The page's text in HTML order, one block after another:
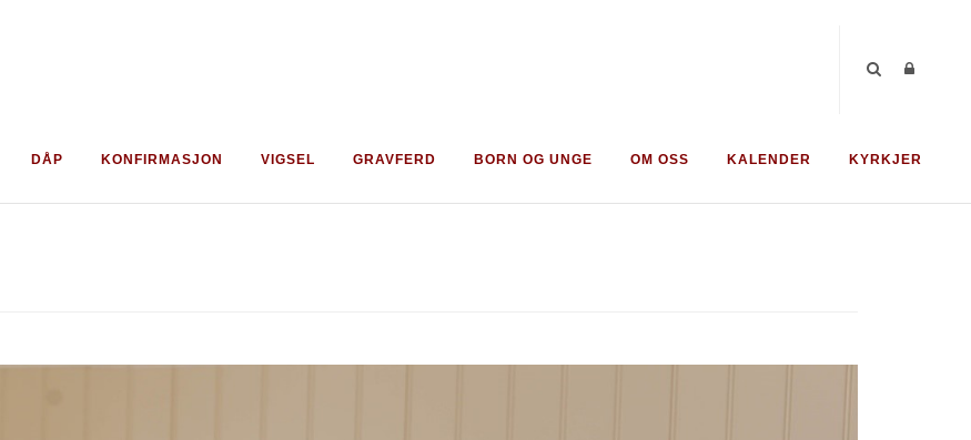
DÅP KONFIRMASJON VIGSEL GRAVFERD BORN OG UNGE OM OSS KALENDER KYRKJER